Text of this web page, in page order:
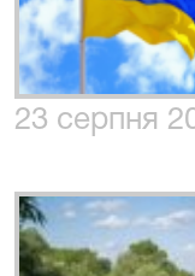
23 серпня